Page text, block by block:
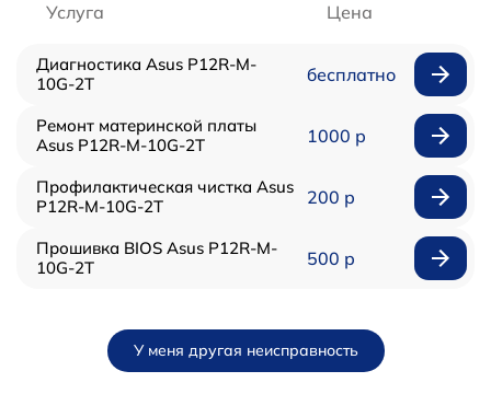
Услуга Цена
Диагностика Asus P12R-M-
10G-2T
бесплатно
Ремонт материнской платы
Asus P12R-M-10G-2T
1000 р
Профилактическая чистка Asus
P12R-M-10G-2T
200 р
Прошивка BIOS Asus P12R-M-
10G-2T
500 р
У меня другая неисправность